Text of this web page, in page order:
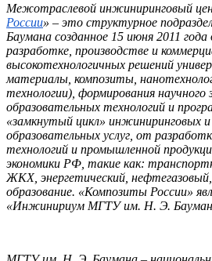
Межотраслевой инжиниринговый
России» – это структурное
Баумана созданное 15 июня 2011 года
разработке, производстве и
высокотехнологичных решений
материалы, композиты,
технологии), формирования научного
образовательных технологий и
«замкнутый цикл» инжиниринговых и
образовательных услуг, от
технологий и промышленной
экономики РФ, такие как:
ЖКХ, энергетический,
образование. «Композиты России»
«Инжинириум МГТУ им. Н. Э.